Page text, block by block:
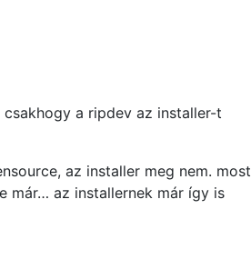
a ripdev az installer-t
az installer meg nem. most
már… az installernek már így is